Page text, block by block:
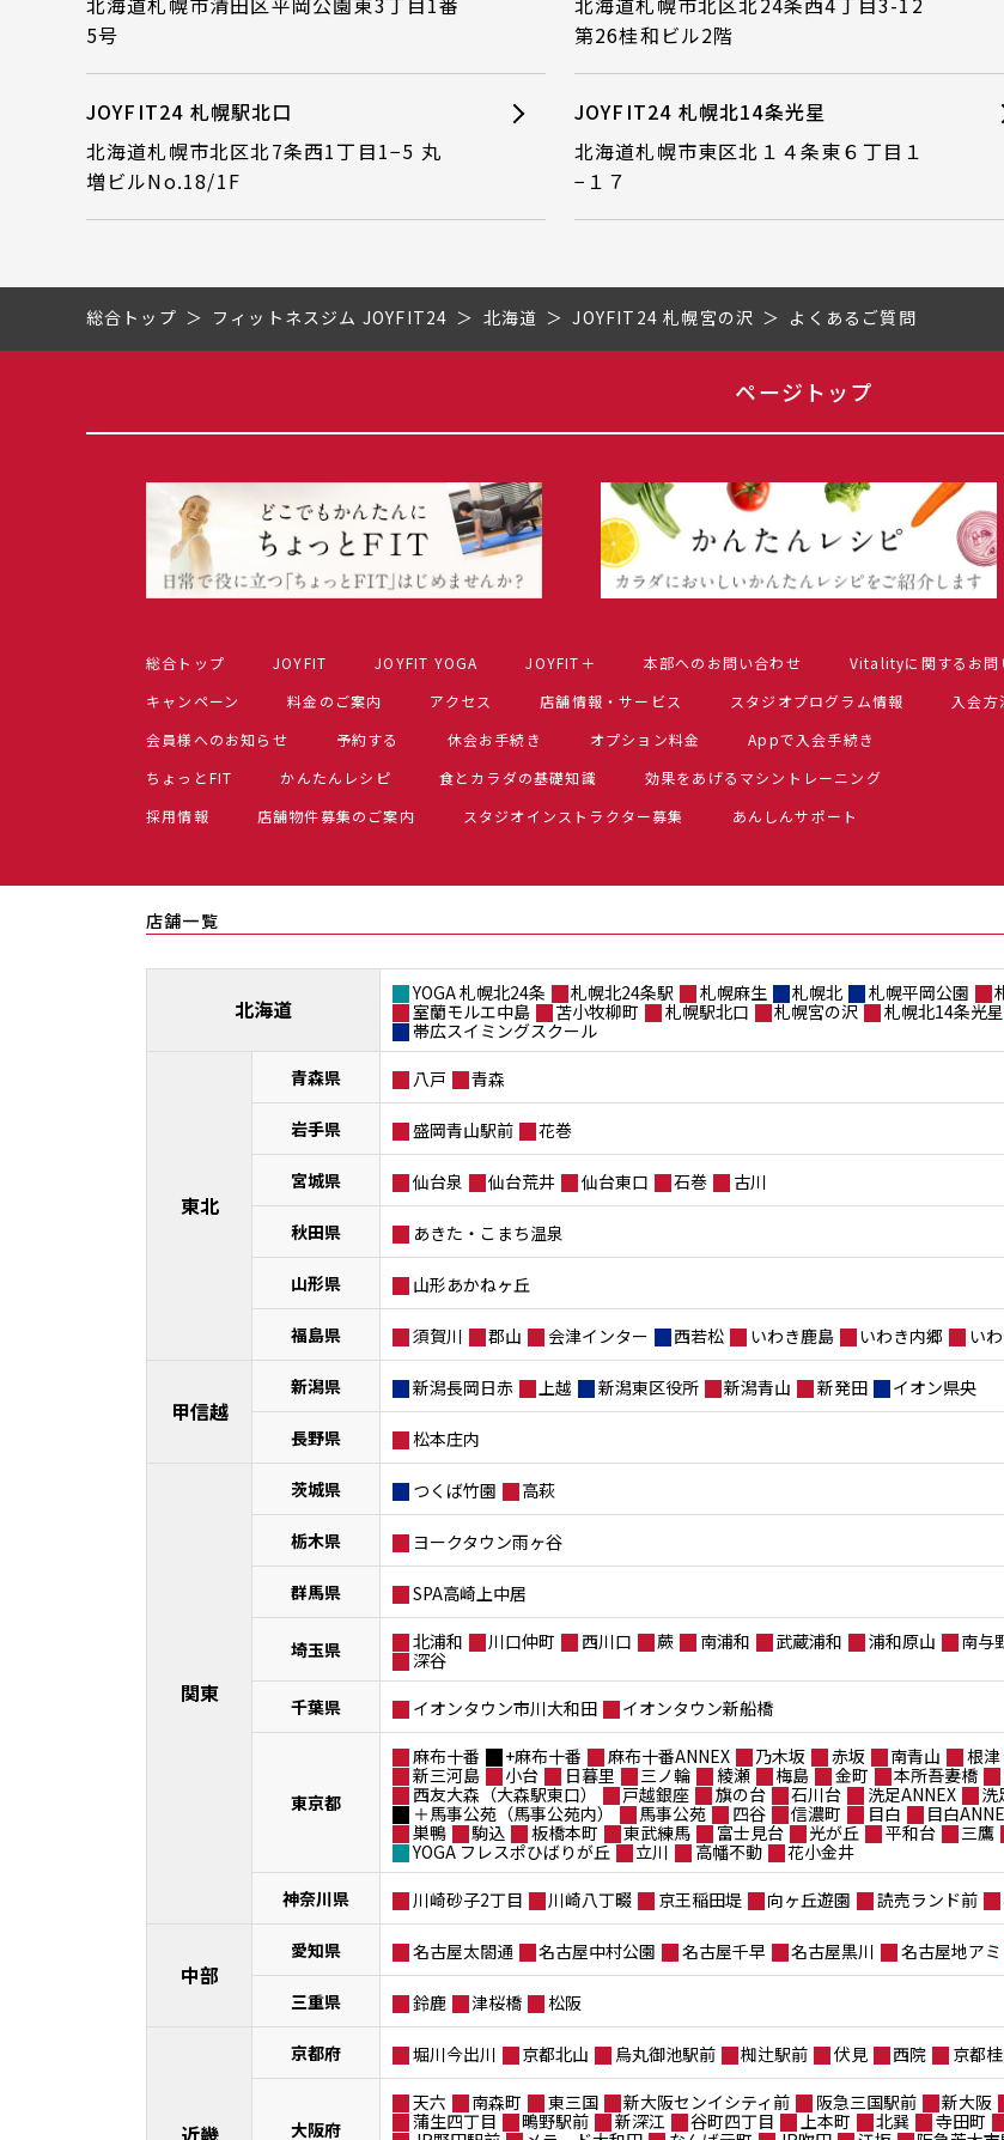
5号
第26桂和ビル2階
JOYFIT24 札幌駅北口
北海道札幌市北区北7条西1丁目1−5 丸
増ビルNo.18/1F
JOYFIT24 札幌北14条光星
北海道札幌市東区北１４条東６丁目１
−１７
総合トップ フィットネスジム JOYFIT24 北海道 JOYFIT24 札幌宮の沢 よくあるご質問
ページトップ
総合トップ JOYFIT JOYFIT YOGA JOYFIT＋ 本部へのお問い合わせ
Vitalityに関するお問
キャンペーン
料金のご案内 アクセス 店舗情報・サービス スタジオプログラム情報 入会方
会員様へのお知らせ
予約する 休会お手続き オプション料金
Appで入会手続き
ちょっとFIT
かんたんレシピ 食とカラダの基礎知識
効果をあげるマシントレーニング
採用情報
店舗物件募集のご案内 スタジオインストラクター募集 あんしんサポート
店舗一覧
北海道
YOGA 札幌北24条 札幌北24条駅 札幌麻生 札幌北 札幌平岡公園
室蘭モルエ中島
苫小牧柳町 札幌駅北口 札幌宮の沢 札幌北14条光星
帯広スイミングスクール
東北
青森県 八戸 青森
岩手県 盛岡青山駅前 花巻
宮城県 仙台泉 仙台荒井 仙台東口 石巻 古川
秋田県 あきた・こまち温泉
山形県 山形あかねヶ丘
福島県 須賀川 郡山 会津インター 西若松 いわき鹿島 いわき内郷 い
甲信越
新潟県 新潟長岡日赤 上越 新潟東区役所 新潟青山 新発田 イオン県央
長野県 松本庄内
関東
茨城県 つくば竹園 高萩
栃木県 ヨークタウン雨ヶ谷
群馬県 SPA高崎上中居
埼玉県 北浦和 川口仲町 西川口 蕨 南浦和 武蔵浦和 浦和原山 南与
深谷
千葉県
イオンタウン市川大和田 イオンタウン新船橋
東京都
麻布十番 +麻布十番 麻布十番ANNEX 乃木坂 赤坂 南青山 根津
新三河島
小台 日暮里 三ノ輪 綾瀬 梅島 金町 本所吾妻橋
西友大森（大森駅東口）
戸越銀座 旗の台 石川台 洗足ANNEX 洗
＋馬事公苑（馬事公苑内）
馬事公苑 四谷 信濃町 目白 目白
巣鴨
駒込 板橋本町 東武練馬 富士見台 光が丘 平和台 三鷹
YOGA フレスポひばりが丘
立川 高幡不動
花小金井
神奈川県
川崎砂子2丁目 川崎八丁畷 京王稲田堤 向ヶ丘遊園 読売ランド前
中部
愛知県 名古屋太閤通 名古屋中村公園 名古屋千早 名古屋黒川 名古屋地アミ
三重県 鈴鹿 津桜橋 松阪
近畿
京都府 堀川今出川 京都北山 烏丸御池駅前 椥辻駅前 伏見 西院 京都
大阪府
天六 南森町 東三国 新大阪センイシティ前 阪急三国駅前 新大阪
蒲生四丁目
鴫野駅前 新深江 谷町四丁目 上本町 北巽 寺田町